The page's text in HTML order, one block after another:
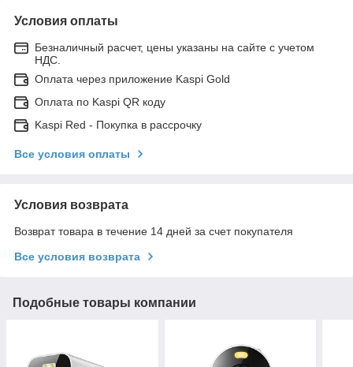
Условия оплаты
Безналичный расчет, цены указаны на сайте с учетом
НДС.
Оплата через приложение Kaspi Gold
Оплата по Kaspi QR коду
Kaspi Red - Покупка в рассрочку
Все условия оплаты
Условия возврата
Возврат товара в течение 14 дней за счет покупателя
Все условия возврата
Подобные товары компании